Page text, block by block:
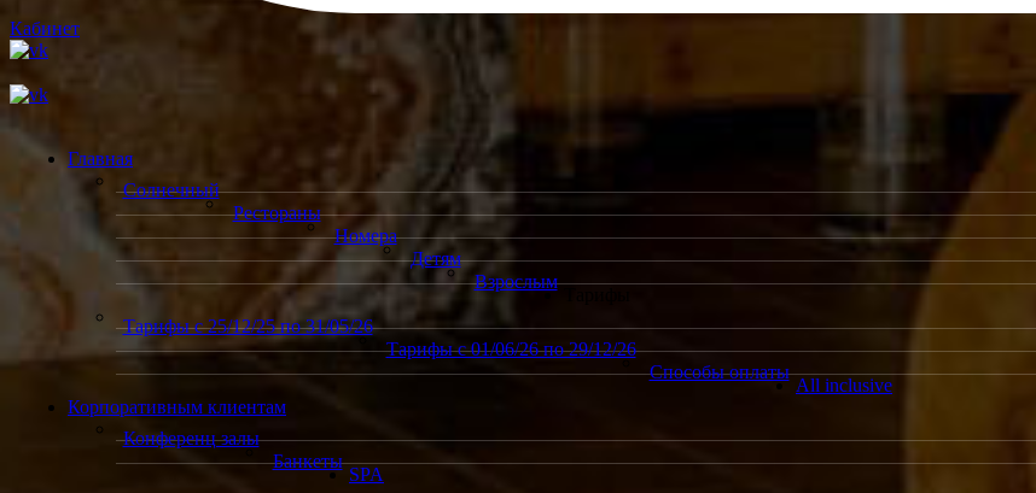
Кабинет
Главная
Солнечный
Рестораны
Номера
Детям
Взрослым
Тарифы с 25/12/25 по 31/05/26
Тарифы с 01/06/26 по 29/12/26
Способы оплаты
All inclusive
Корпоративным клиентам
Конференц залы
Банкеты
SPA